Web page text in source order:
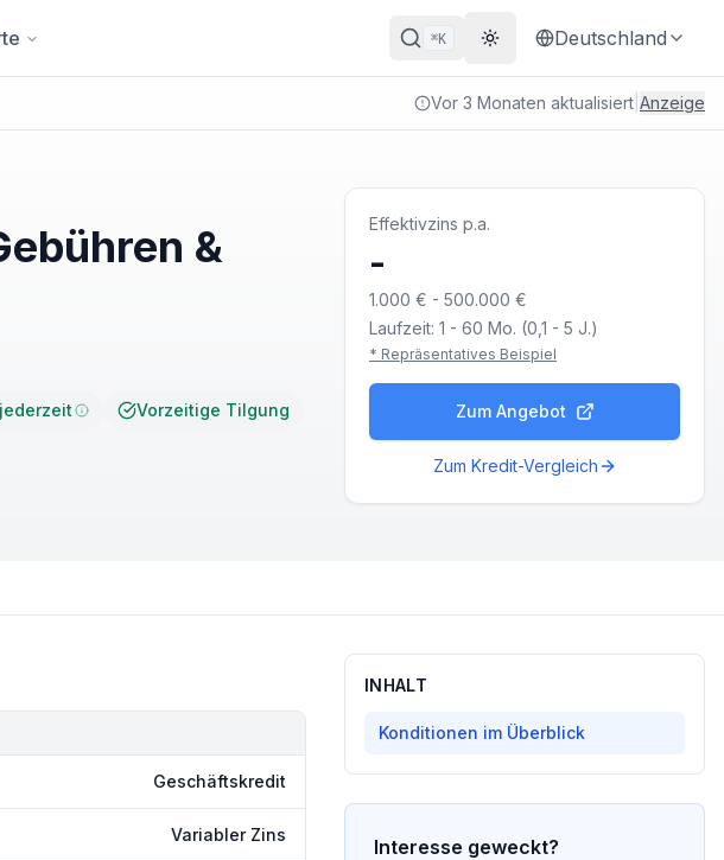
⌘K Theme wechseln
Deutschland
Vor 3 Monaten aktualisiert Anzeige
&
Vorzeitige Tilgung
Effektivzins p.a.
-
1.000 € - 500.000 €
Laufzeit: 1 - 60 Mo. (0,1 - 5 J.)
* Repräsentatives Beispiel
Zum Angebot
Zum Kredit-Vergleich
Geschäftskredit
Variabler Zins
INHALT
Konditionen im Überblick
Interesse geweckt?